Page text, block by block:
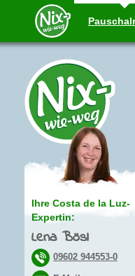
Pauschal
Ihre Costa de la Luz-
Expertin:
Lena Bösl
09602 944553-0